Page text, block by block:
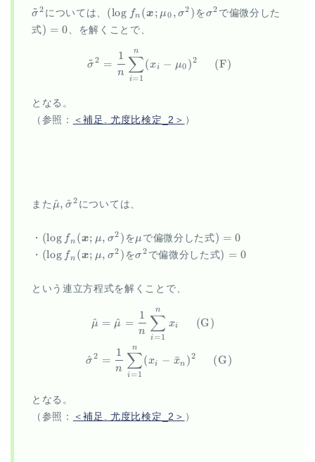
\tilde{\sigma}^2
σ
~ 2 については、 (\log
f_n(\vec
x; \mu_0,
\sigma^2)
(log fn (x; μ0 , σ2 ) を\sigma^2
σ2 で偏微分した
式)=0
) = 0 、を解くことで、
\begin{aligned}
σ
~2 =
n
1
i=1
∑
n
(xi − μ0 )2 (F)
となる。
（参照：
＜補足. 尤度比検定_2＞ ）
また \hat{\mu},
μ
^, σ
^2 については、
・ (\log
f_n(\vec
x; \mu,
(log fn (x; μ, σ2 ) を\mu
μ で偏微分した式)=0
) = 0
・ (\log
x; \mu,
\sigma^2)
(log fn (x; μ, σ2 ) を\sigma^2
σ2 で偏微分した式)=0
) = 0
という連立方程式を解くことで、
\begin{aligned} \hat{\mu}
μ
^
σ
^2
= μ
^ =
n
1
i=1
∑
n
xi (G)
=
n
1
i=1
∑
n
(xi − x
ˉn )2 (G)
となる。
（参照：
＜補足. 尤度比検定_2＞ ）